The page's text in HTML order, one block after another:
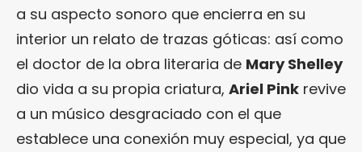
a su aspecto sonoro que encierra en su
interior un relato de trazas góticas: así como
el doctor de la obra literaria de Mary Shelley
dio vida a su propia criatura, Ariel Pink revive
a un músico desgraciado con el que
establece una conexión muy especial, ya que